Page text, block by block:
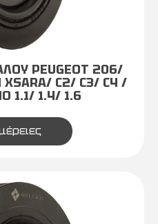
PEUGEOT 206/
C2/ C3/ C4 /
1.1/ 1.4/ 1.6